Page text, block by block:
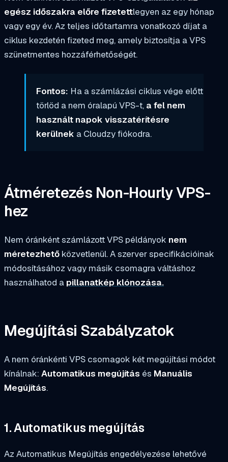
egész időszakra előre fizetettlegyen az egy hónap
vagy egy év. Az teljes időtartamra vonatkozó díjat a
ciklus kezdetén fizeted meg, amely biztosítja a VPS
szünetmentes hozzáférhetőségét.
Fontos: Ha a számlázási ciklus vége előtt
törlöd a nem óralapú VPS-t, a fel nem
használt napok visszatérítésre
kerülnek a Cloudzy fiókodra.
Átméretezés Non-Hourly VPS-
hez
Nem óránként számlázott VPS példányok nem
méretezhető közvetlenül. A szerver specifikációinak
módosításához vagy másik csomagra váltáshoz
használhatod a pillanatkép klónozása.
Megújítási Szabályzatok
A nem óránkénti VPS csomagok két megújítási módot
kínálnak: Automatikus megújítás és Manuális
Megújítás.
1. Automatikus megújítás
Az Automatikus Megújítás engedélyezése lehetővé